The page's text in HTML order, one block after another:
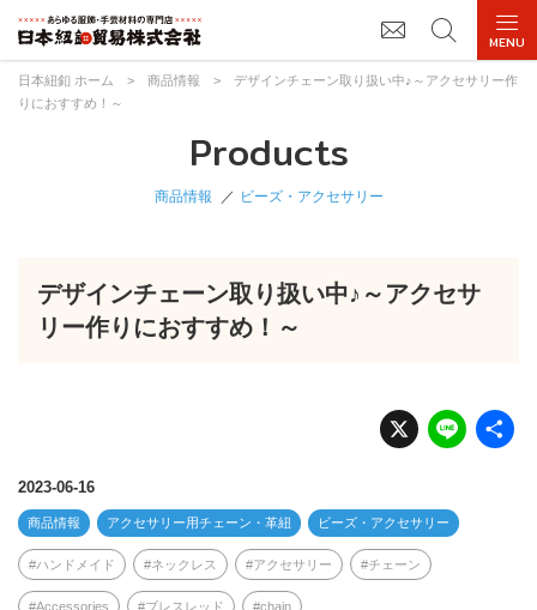
日本紐釦 ホーム > 商品情報 >
デザインチェーン取り扱い中♪～アクセサリー作
りにおすすめ！～
Products
商品情報 ビーズ・アクセサリー
デザインチェーン取り扱い中♪～アクセサ
リー作りにおすすめ！～
X Li
n
2023-06-16
商品情報 アクセサリー用チェーン・革紐 ビーズ・アクセサリー
ハンドメイド ネックレス アクセサリー チェーン
Accessories ブレスレッド chain